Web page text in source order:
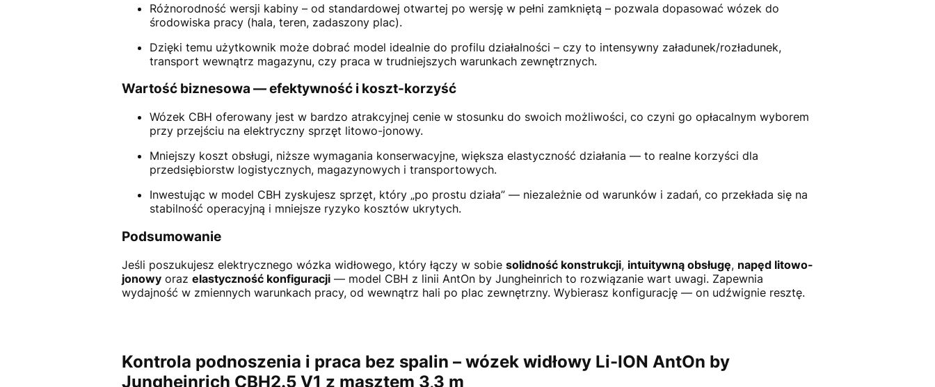
Różnorodność wersji kabiny – od standardowej otwartej po wersję w pełni zamkniętą – pozwala dopasować wózek do
środowiska pracy (hala, teren, zadaszony plac).
Dzięki temu użytkownik może dobrać model idealnie do profilu działalności – czy to intensywny załadunek/rozładunek,
transport wewnątrz magazynu, czy praca w trudniejszych warunkach zewnętrznych.
Wartość biznesowa — efektywność i koszt-korzyść
Wózek CBH oferowany jest w bardzo atrakcyjnej cenie w stosunku do swoich możliwości, co czyni go opłacalnym wyborem
przy przejściu na elektryczny sprzęt litowo-jonowy.
Mniejszy koszt obsługi, niższe wymagania konserwacyjne, większa elastyczność działania — to realne korzyści dla
przedsiębiorstw logistycznych, magazynowych i transportowych.
Inwestując w model CBH zyskujesz sprzęt, który „po prostu działa” — niezależnie od warunków i zadań, co przekłada się na
stabilność operacyjną i mniejsze ryzyko kosztów ukrytych.
Podsumowanie
Jeśli poszukujesz elektrycznego wózka widłowego, który łączy w sobie solidność konstrukcji, intuitywną obsługę, napęd litowo-
jonowyoraz elastyczność konfiguracji— model CBH z linii AntOn by Jungheinrich to rozwiązanie wart uwagi. Zapewnia
wydajność w zmiennych warunkach pracy, od wewnątrz hali po plac zewnętrzny. Wybierasz konfigurację — on udźwignie resztę.
Kontrola podnoszenia i praca bez spalin – wózek widłowy Li-ION AntOn by
Jungheinrich CBH2.5 V1 z masztem 3,3 m